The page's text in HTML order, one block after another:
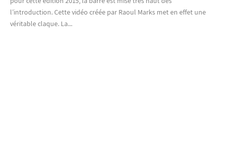
l’introduction. Cette vidéo créée par Raoul Marks met en effet une
véritable claque. La...